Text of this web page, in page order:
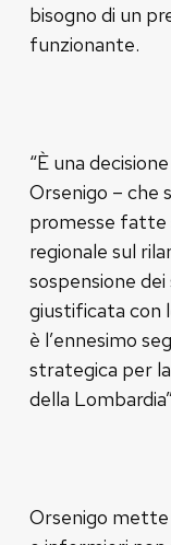
bisogno di un
funzionante.
“È una
Orsenigo – che
promesse fatte
regionale sul
sospensione
giustificata con
è l’ennesimo
strategica per
della
Orsenigo mette